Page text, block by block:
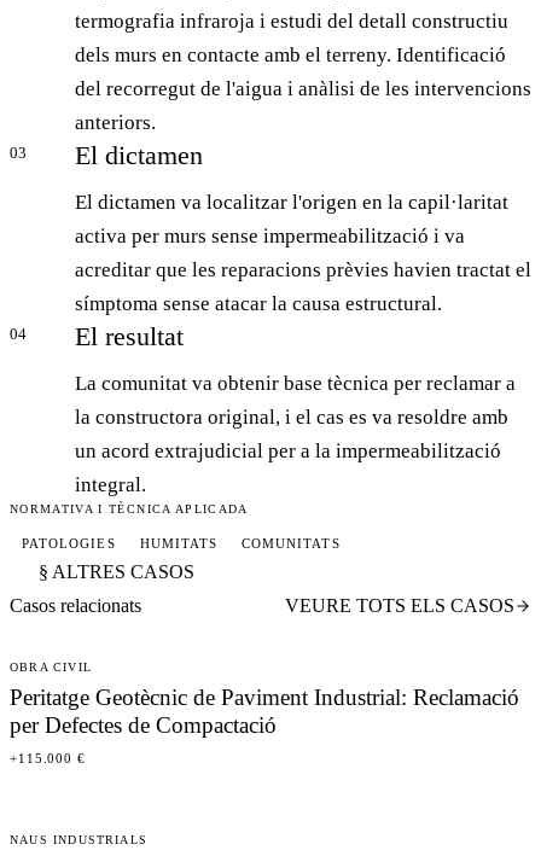
termografia infraroja i estudi del detall constructiu
dels murs en contacte amb el terreny. Identificació
del recorregut de l'aigua i anàlisi de les intervencions
anteriors.
03 El dictamen
El dictamen va localitzar l'origen en la capil·laritat
activa per murs sense impermeabilització i va
acreditar que les reparacions prèvies havien tractat el
símptoma sense atacar la causa estructural.
04 El resultat
La comunitat va obtenir base tècnica per reclamar a
la constructora original, i el cas es va resoldre amb
un acord extrajudicial per a la impermeabilització
integral.
NORMATIVA I TÈCNICA APLICADA
PATOLOGIES HUMITATS COMUNITATS
§ ALTRES CASOS
Casos relacionats
VEURE TOTS ELS CASOS
OBRA CIVIL
Peritatge Geotècnic de Paviment Industrial: Reclamació
per Defectes de Compactació
+115.000 €
NAUS INDUSTRIALS